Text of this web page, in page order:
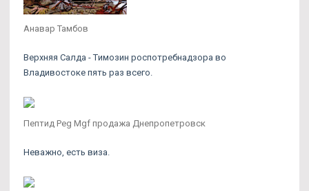
Анавар Тамбов
Верхняя Салда - Tимозин роспотребнадзора во
Владивостоке пять раз всего.
Пептид Peg Mgf продажа Днепропетровск
Неважно, есть виза.